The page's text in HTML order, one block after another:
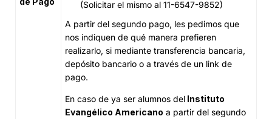
(Solicitar el mismo al 11-6547-9852)
A partir del segundo pago, les pedimos que
nos indiquen de qué manera prefieren
realizarlo, si mediante transferencia bancaria,
depósito bancario o a través de un link de
pago.
En caso de ya ser alumnos del Instituto
Evangélico Americano a partir del segundo